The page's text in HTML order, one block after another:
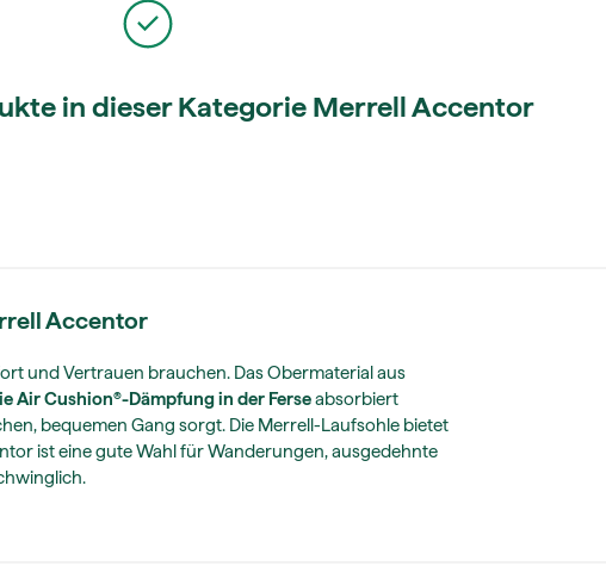
in dieser Kategorie Merrell Accentor
Accentor
und Vertrauen brauchen. Das Obermaterial aus
Air Cushion®-Dämpfung in der Ferseabsorbiert
bequemen Gang sorgt. Die Merrell-Laufsohle bietet
ist eine gute Wahl für Wanderungen, ausgedehnte